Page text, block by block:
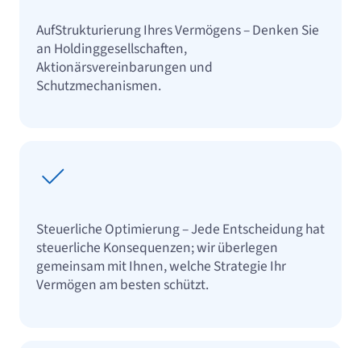
AufStrukturierung Ihres Vermögens – Denken Sie
an Holdinggesellschaften,
Aktionärsvereinbarungen und
Schutzmechanismen.
Steuerliche Optimierung – Jede Entscheidung hat
steuerliche Konsequenzen; wir überlegen
gemeinsam mit Ihnen, welche Strategie Ihr
Vermögen am besten schützt.